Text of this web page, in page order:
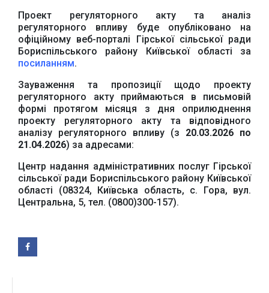
Проект регуляторного акту та аналіз
регуляторного впливу буде опубліковано на
офіційному веб-порталі Гірської сільської ради
Бориспільського району Київської області за
посиланням.
Зауваження та пропозиції щодо проекту
регуляторного акту приймаються в письмовій
формі протягом місяця з дня оприлюднення
проекту регуляторного акту та відповідного
аналізу регуляторного впливу (з 20.03.2026 по
21.04.2026) за адресами:
Центр надання адміністративних послуг Гірської
сільської ради Бориспільського району Київської
області (08324, Київська область, с. Гора, вул.
Центральна, 5, тел. (0800)300-157).
Офіційний веб-сайт
Бориспільської РДА
Офіційний веб-сайт
Бориспільської
районної ради